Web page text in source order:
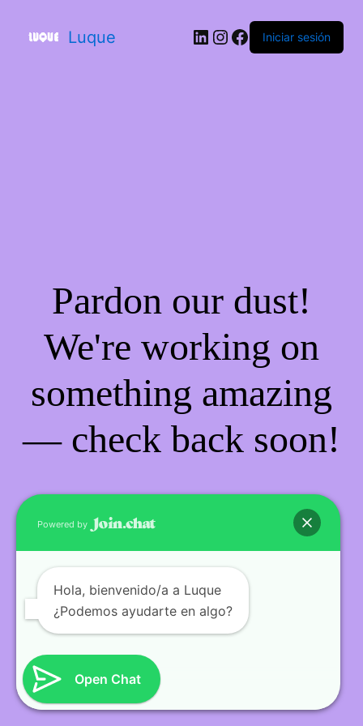
Luque Iniciar sesión
Pardon our dust!
We're working on
something amazing
— check back soon!
Powered by
Hola, bienvenido/a a Luque
¿Podemos ayudarte en algo?
Open Chat